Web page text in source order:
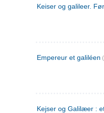
Keiser og galileer.
Empereur et galiléen
Kejser og Galilæer :